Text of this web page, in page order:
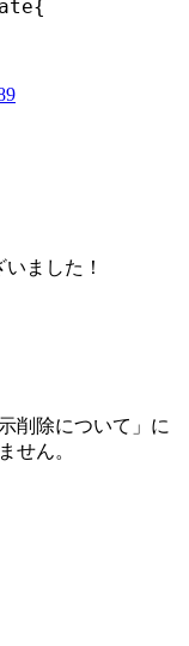
ました！
削除について」に
せん。